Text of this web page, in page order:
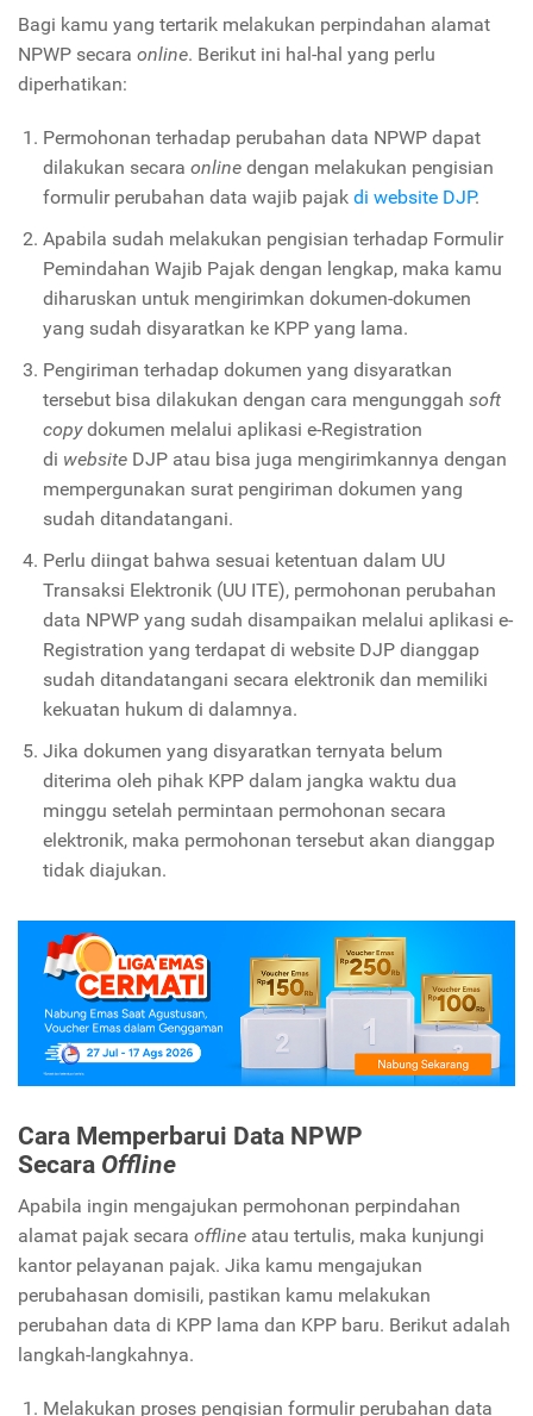
Bagi kamu yang tertarik melakukan perpindahan alamat
NPWP secara online. Berikut ini hal-hal yang perlu
diperhatikan:
Permohonan terhadap perubahan data NPWP dapat
dilakukan secara online dengan melakukan pengisian
formulir perubahan data wajib pajak di website DJP.
Apabila sudah melakukan pengisian terhadap Formulir
Pemindahan Wajib Pajak dengan lengkap, maka kamu
diharuskan untuk mengirimkan dokumen-dokumen
yang sudah disyaratkan ke KPP yang lama.
Pengiriman terhadap dokumen yang disyaratkan
tersebut bisa dilakukan dengan cara mengunggah soft
copy dokumen melalui aplikasi e-Registration
di website DJP atau bisa juga mengirimkannya dengan
mempergunakan surat pengiriman dokumen yang
sudah ditandatangani.
Perlu diingat bahwa sesuai ketentuan dalam UU
Transaksi Elektronik (UU ITE), permohonan perubahan
data NPWP yang sudah disampaikan melalui aplikasi e-
Registration yang terdapat di website DJP dianggap
sudah ditandatangani secara elektronik dan memiliki
kekuatan hukum di dalamnya.
Jika dokumen yang disyaratkan ternyata belum
diterima oleh pihak KPP dalam jangka waktu dua
minggu setelah permintaan permohonan secara
elektronik, maka permohonan tersebut akan dianggap
tidak diajukan.
Cara Memperbarui Data NPWP
Secara Offline
Apabila ingin mengajukan permohonan perpindahan
alamat pajak secara offline atau tertulis, maka kunjungi
kantor pelayanan pajak. Jika kamu mengajukan
perubahasan domisili, pastikan kamu melakukan
perubahan data di KPP lama dan KPP baru. Berikut adalah
langkah-langkahnya.
Melakukan proses pengisian formulir perubahan data